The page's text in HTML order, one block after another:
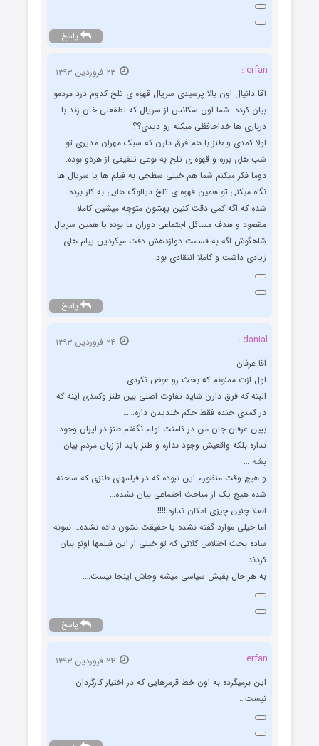
پاسخ
erfan :
آقا دانیال اون بالا پرسیدی سریال قهوه ی تلخ کدوم درد مردمو
بیان کرده…شما اون سکانس از سریال که لطفعلی خان زند با
درباری ها خداحافظی میکنه رو دیدی؟؟
اولا کمدی و طنز با هم فرق دارن که سبک مهران مدیری تو
شب های برره و قهوه ی تلخ به نوعی تلفیقی از هردو بوده.
دوما فکر میکنم شما هم خیلی سطحی به فیلم ها یا سریال ها
نگاه میکنی.تو همین قهوه ی تلخ دیالوگ هایی به کار برده
شده که اگه کمی دقت کنین بهشون متوجه میشین کاملا
مقصود و هدف مسائل اجتماعی دوران ما بوده.یا همین سریال
شاهگوش اگه به قسمت دوازدهش دقت میکردین پیام های
زیادی داشت و کاملا انتقادی بود.
پاسخ
danial :
اقا عرفان
اول ازت ممنونم که بحث رو عوض نکردی
البته که فرق دارن شاید تفاوت اصلی بین طنز وکمدی اینه که
در کمدی خنده فقط حکم خندیدن داره……
ببین عرفان جان من در کامنت اولم نگفتم طنز در ایران وجود
نداره بلکه واقعیش وجود نداره و طنز باید از زبان مردم بیان
بشه …
و هیچ وقت منظورم این نبوده که در فیلمهای طنزی که ساخته
شده هیچ یک از مباحث اجتماعی بیان نشده…
اصلا چنین چیزی امکان نداره!!!!!
اما خیلی موارد گفته نشده یا حقیقت نشون داده نشده… نمونه
ساده بحث اختلاس کلانی که تو خیلی از این فیلمها اونو بیان
کردند ………
به هر حال بقیش سیاسی میشه وجاش اینجا نیست….
پاسخ
erfan :
این برمیگرده به اون خط قرمزهایی که در اختیار کارگردان
نیست…